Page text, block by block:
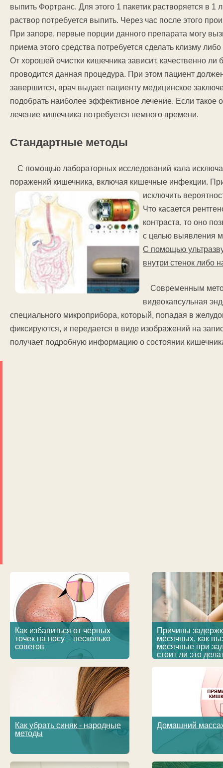
выпить Фортранс. Для этого 1 пакетик растворяется в
раствор потребуется выпить. Через час после этого
При запоре, первые порции данного препарата могу
приема этого средства потребуется сделать клизму
От хорошей очистки кишечника зависит, качественно
проводится данная процедура. При этом пациент
завершится, врач выдает пациенту медицинское
подобрать наиболее эффективное лечение. Если такое
лечение кишечника потребуется немного времени.
Стандартные методы
С помощью лабораторных исследований кала
поражений кишечника, включая кишечные инфекции.
исключить
Что касается
контраста, то оно
с целью выявления
С помощью
внутри стенок либо
Современным
видеокапсульная
специального микроприбора, который, попадая в
фиксируются, и передается в виде изображений на
получает подробную информацию о состоянии
Как избавиться от черных
точек на носу – несколько
советов
Причины
месячных, как
месячные при
стоит ли это
Как убрать синяк - народные
методы
Домашний